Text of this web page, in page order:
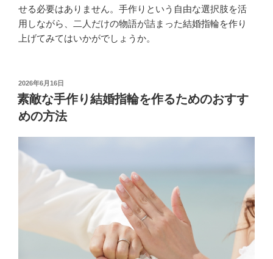
せる必要はありません。手作りという自由な選択肢を活
用しながら、二人だけの物語が詰まった結婚指輪を作り
上げてみてはいかがでしょうか。
投
稿
日:
2026年6月16日
素敵な手作り結婚指輪を作るためのおすす
めの方法